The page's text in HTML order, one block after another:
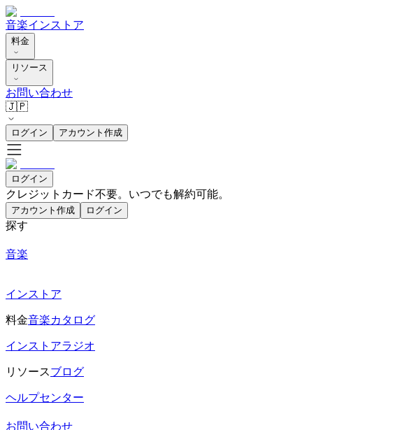
音楽インストア
料金
リソース
お問い合わせ
🇯🇵
ログイン アカウント作成
ログイン
クレジットカード不要。いつでも解約可能。
アカウント作成 ログイン
探す
音楽
インストア
料金音楽カタログ
インストアラジオ
リソースブログ
ヘルプセンター
お問い合わせ